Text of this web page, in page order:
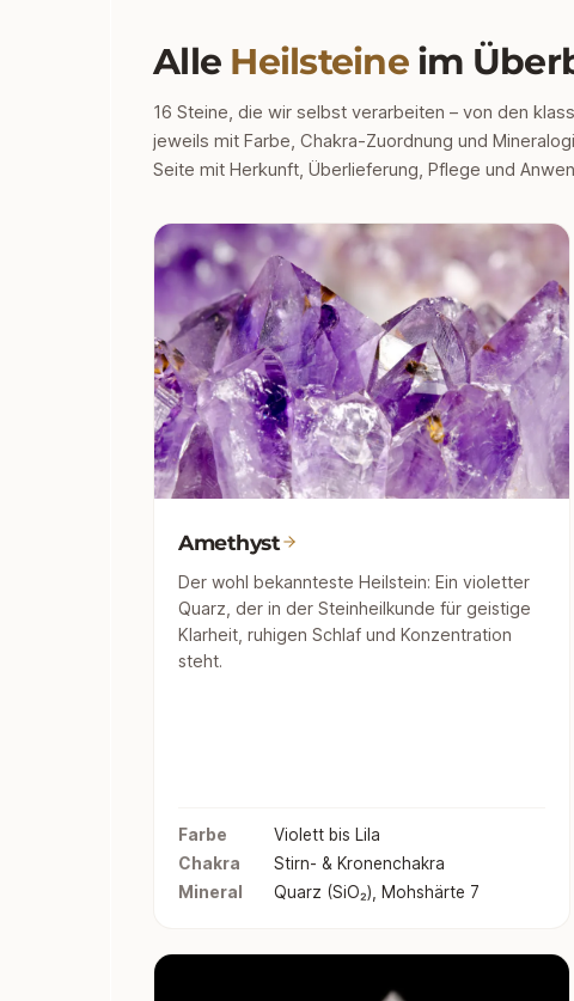
Alle Heilsteineim
16 Steine, die wir selbst verarbeiten – von den
jeweils mit Farbe, Chakra-Zuordnung und
Seite mit Herkunft, Überlieferung, Pflege und
Amethyst
Der wohl bekannteste Heilstein: Ein violetter
Quarz, der in der Steinheilkunde für geistige
Klarheit, ruhigen Schlaf und Konzentration
steht.
Farbe
Violett bis Lila
Chakra
Stirn- & Kronenchakra
Mineral
Quarz (SiO₂), Mohshärte 7